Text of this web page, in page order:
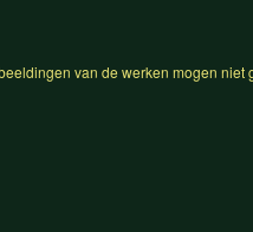
van de werken mogen